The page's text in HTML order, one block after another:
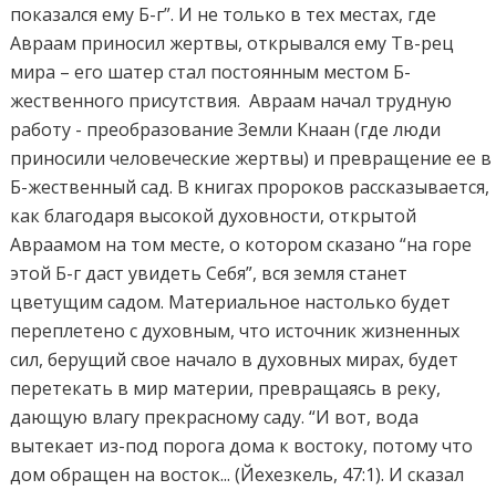
показался ему Б-г”. И не только в тех местах, где
Авраам приносил жертвы, открывался ему Тв-рец
мира – его шатер стал постоянным местом Б-
жественного присутствия. Авраам начал трудную
работу - преобразование Земли Кнаан (где люди
приносили человеческие жертвы) и превращение ее в
Б-жественный сад. В книгах пророков рассказывается,
как благодаря высокой духовности, открытой
Авраамом на том месте, о котором сказано “на горе
этой Б-г даст увидеть Себя”, вся земля станет
цветущим садом. Материальное настолько будет
переплетено с духовным, что источник жизненных
сил, берущий свое начало в духовных мирах, будет
перетекать в мир материи, превращаясь в реку,
дающую влагу прекрасному саду. “И вот, вода
вытекает из-под порога дома к востоку, потому что
дом обращен на восток... (Йехезкель, 47:1). И сказал